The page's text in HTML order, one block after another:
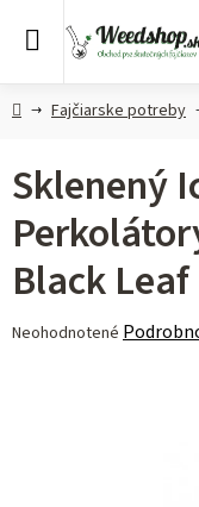
DomovFajčiarske potreby
Sklenený
Black Leaf
Priemerné
Neohodnotené